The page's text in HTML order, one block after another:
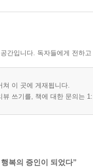
간입니다. 독자들에게 전하
이 곳에 게재됩니다.
뷰 쓰기를, 책에 대한 문의는
복의 증인이 되었다”